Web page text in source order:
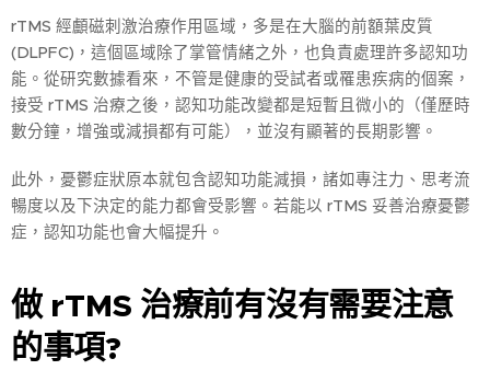
rTMS 經顱磁刺激治療作用區域，多是在大腦的前額葉皮質
(DLPFC)，這個區域除了掌管情緒之外，也負責處理許多認知功
能。從研究數據看來，不管是健康的受試者或罹患疾病的個案，
接受 rTMS 治療之後，認知功能改變都是短暫且微小的（僅歷時
數分鐘，增強或減損都有可能），並沒有顯著的長期影響。
此外，憂鬱症狀原本就包含認知功能減損，諸如專注力、思考流
暢度以及下決定的能力都會受影響。若能以 rTMS 妥善治療憂鬱
症，認知功能也會大幅提升。
做 rTMS 治療前有沒有需要注意
的事項?